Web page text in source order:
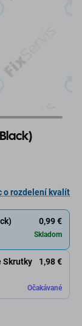
o rozdelení kvalít
Skrutky
1,98 €
Očakávané
0,99 €
Skladom